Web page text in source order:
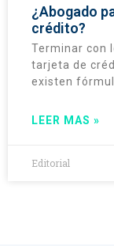
¿Abogado
crédito?
Terminar con
tarjeta de
existen
LEER MAS »
Editorial